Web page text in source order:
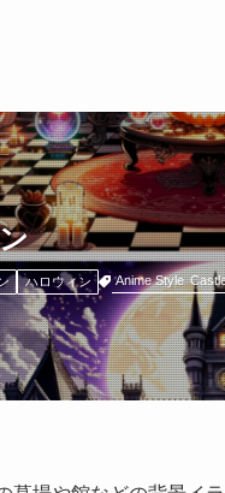
ハロウィン Anime Style